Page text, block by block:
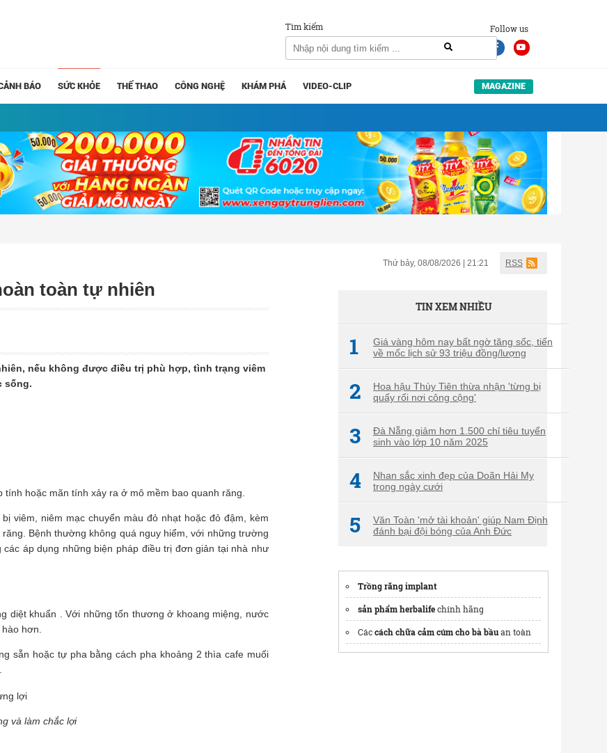
Follow us
Tìm kiếm
BÁO SỨC KHỎE THỂ THAO CÔNG NGHỆ KHÁM PHÁ VIDEO-CLIP MAGAZINE
Thứ bảy, 08/08/2026 | 21:21 RSS
toàn tự nhiên
nếu không được điều trị phù hợp, tình trạng viêm
sống.
hoặc mãn tính xảy ra ở mô mềm bao quanh răng.
viêm, niêm mạc chuyển màu đỏ nhạt hoặc đỏ đậm, kèm
Bệnh thường không quá nguy hiểm, với những trường
áp dụng những biện pháp điều trị đơn giản tại nhà như
diệt khuẩn . Với những tổn thương ở khoang miệng, nước
hơn.
sẵn hoặc tự pha bằng cách pha khoảng 2 thìa cafe muối
và làm chắc lợi
TIN XEM NHIỀU
1
Giá vàng hôm nay bất ngờ tăng sốc, tiến
về mốc lịch sử 93 triệu đồng/lượng
2
Hoa hậu Thùy Tiên thừa nhận 'từng bị
quấy rối nơi công cộng'
3
Đà Nẵng giảm hơn 1.500 chỉ tiêu tuyển
sinh vào lớp 10 năm 2025
4
Nhan sắc xinh đẹp của Doãn Hải My
trong ngày cưới
5
Văn Toàn 'mở tài khoản' giúp Nam Định
đánh bại đội bóng của Anh Đức
Trồng răng implant
sản phẩm herbalifechính hãng
Cáccách chữa cảm cúm cho bà bầuan toàn